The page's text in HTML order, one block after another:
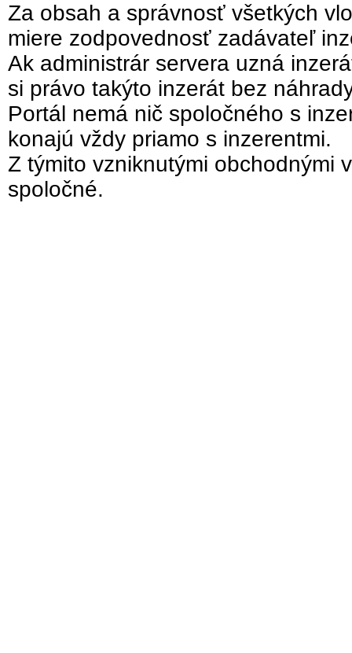
Za obsah a správnosť všetkých
miere zodpovednosť zadávateľ
Ak administrár servera uzná
si právo takýto inzerát bez
Portál nemá nič spoločného s
konajú vždy priamo s inzerentmi.
Z týmito vzniknutými obchodnými
spoločné.